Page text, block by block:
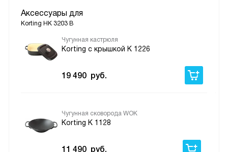
Аксессуары для
Korting HK 3203 B
Чугунная кастрюля
Korting с крышкой K 1226
19 490 руб.
Чугунная сковорода WOK
Korting K 1128
11 490 руб.